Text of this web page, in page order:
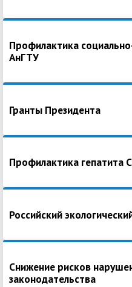
Профилактика
АнГТУ
Гранты Президента
Профилактика гепатита С
Российский
Снижение рисков
законодательства